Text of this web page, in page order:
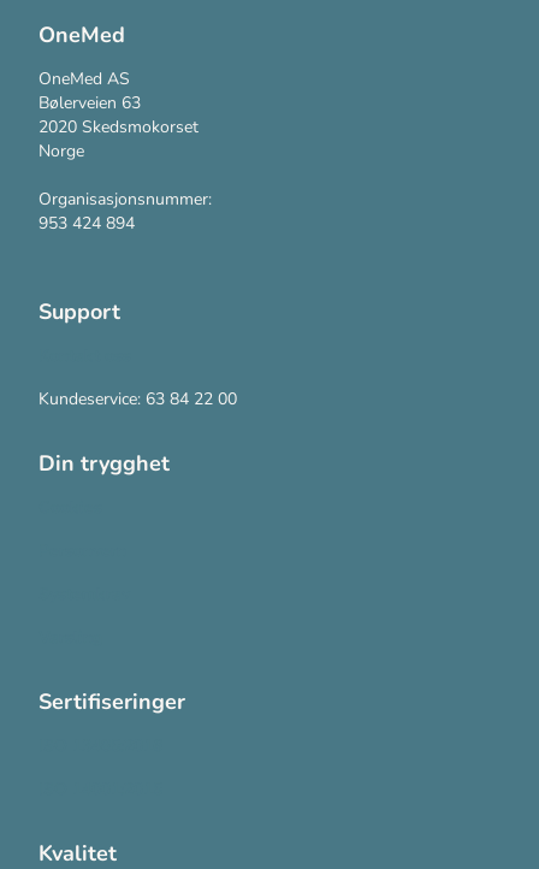
OneMed
OneMed AS
Bølerveien 63
2020 Skedsmokorset
Norge
Organisasjonsnummer:
953 424 894
Support
Kundeservice: 63 84 22 00
Din trygghet
Sertifiseringer
Kvalitet